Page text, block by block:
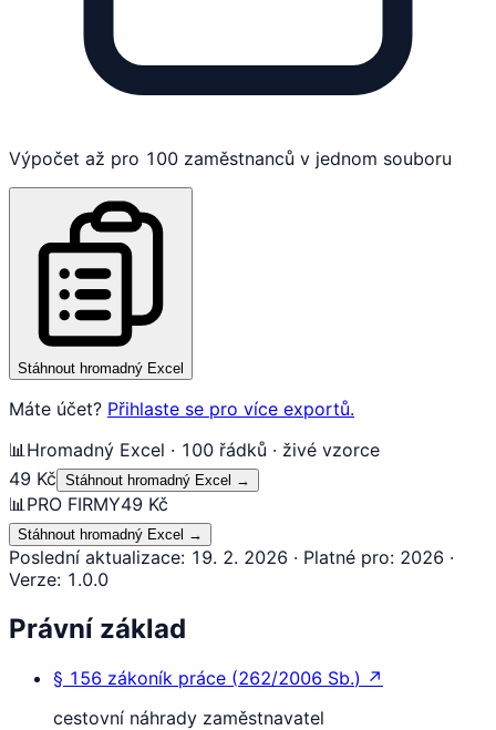
Výpočet až pro 100 zaměstnanců v jednom souboru
Stáhnout hromadný Excel
Máte účet? Přihlaste se pro více exportů.
📊 Hromadný Excel · 100 řádků · živé vzorce
49 Kč Stáhnout hromadný Excel →
📊 PRO FIRMY49 Kč
Stáhnout hromadný Excel →
Poslední aktualizace: 19. 2. 2026 · Platné pro: 2026 ·
Verze: 1.0.0
Právní základ
§ 156 zákoník práce (262/2006 Sb.) ↗
cestovní náhrady zaměstnavatel